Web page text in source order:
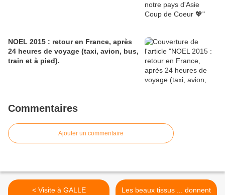
NOEL 2015 : retour en France, après
24 heures de voyage (taxi, avion, bus,
train et à pied).
Commentaires
Ajouter un commentaire
< Visite à GALLE
Les beaux tissus ... donnent